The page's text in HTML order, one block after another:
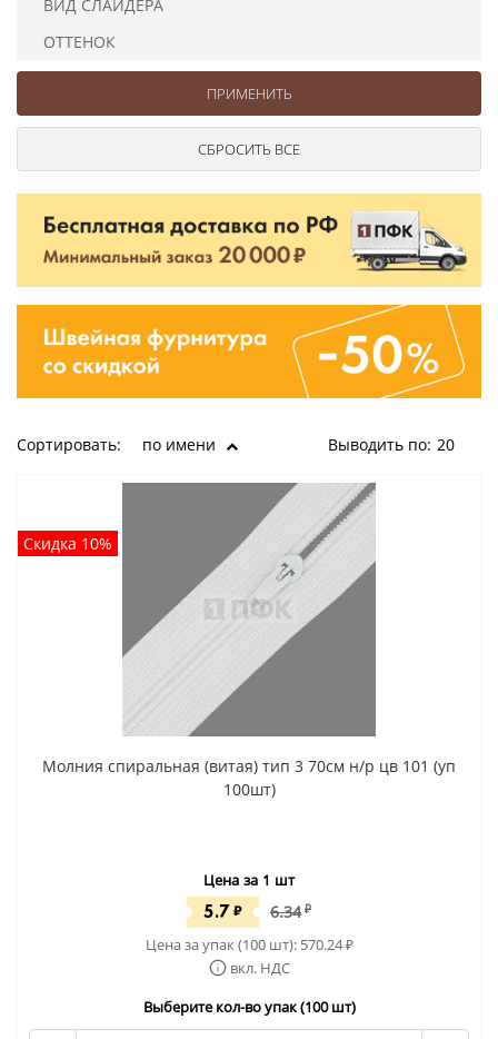
ВИД СЛАЙДЕРА
ОТТЕНОК
Сортировать: по имени Выводить по: 20
Скидка 10%
Молния спиральная (витая) тип 3 70см н/р цв 101 (уп
100шт)
Цена за 1 шт
5.7₽ 6.34 ₽
Цена за упак (100 шт): 570.24₽
вкл. НДС
Выберите кол-во упак (100 шт)
Ушковые
Шторные
Цепочки шарики с замком
Ткани
Шнуры
Элементы декора